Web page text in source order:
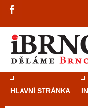
HLAVNÍ STRÁNKA